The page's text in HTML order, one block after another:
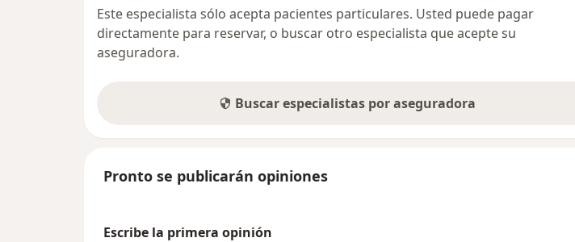
Este especialista sólo acepta pacientes particulares. Usted puede pagar
directamente para reservar, o buscar otro especialista que acepte su
aseguradora.
Buscar especialistas por aseguradora
Pronto se publicarán opiniones
Escribe la primera opinión